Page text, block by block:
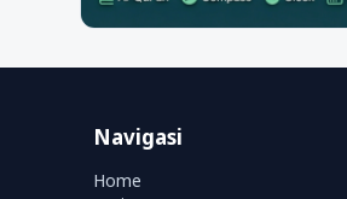
Navigasi
Home